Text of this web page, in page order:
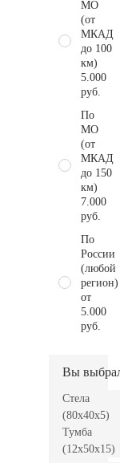
МО
(от
МКАД
до 100
км)
5.000
руб.
По
МО
(от
МКАД
до 150
км)
7.000
руб.
По
России
(любой
регион)
от
5.000
руб.
Вы
Стела
(80x40x5)
Тумба
(12x50x15)